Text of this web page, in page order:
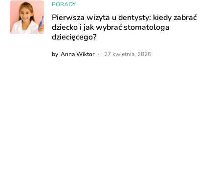
PORADY
Pierwsza wizyta u dentysty: kiedy zabrać
dziecko i jak wybrać stomatologa
dziecięcego?
by Anna Wiktor 27 kwietnia, 2026